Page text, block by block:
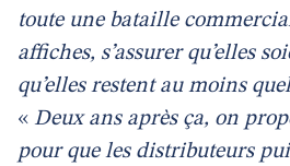
toute une bataille
affiches, s’assurer qu’elles
qu’elles restent au moins
« Deux ans après ça, on
pour que les distributeurs